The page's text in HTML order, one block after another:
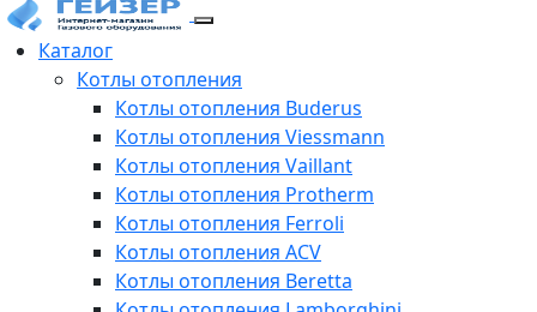
Каталог
Котлы отопления
Котлы отопления Buderus
Котлы отопления Viessmann
Котлы отопления Vaillant
Котлы отопления Protherm
Котлы отопления Ferroli
Котлы отопления ACV
Котлы отопления Beretta